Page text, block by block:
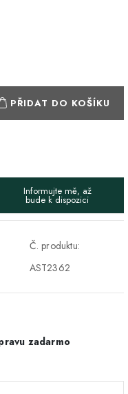
ZDARMA
PŘIDAT DO KOŠÍKU
Informujte mě, až
bude k dispozici
Č. produktu:
AST2362
zadarmo